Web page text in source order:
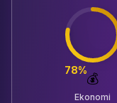
78%
💰
Ekonomi